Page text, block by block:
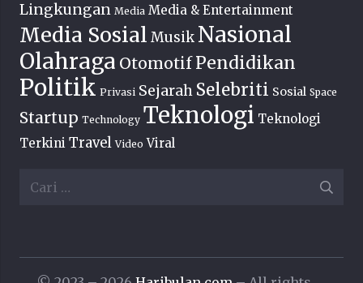
Lingkungan Media Media & Entertainment
Media Sosial Musik Nasional
Olahraga Otomotif Pendidikan
Politik Privasi Sejarah Selebriti Sosial Space
Startup Technology Teknologi Teknologi
Terkini Travel Video Viral
Cari